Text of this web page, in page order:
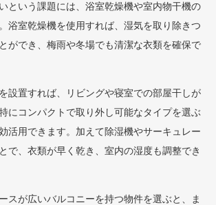
という課題には、浴室乾燥機や室内物干機の
浴室乾燥機を使用すれば、湿気を取り除きつ
ができ、梅雨や冬場でも清潔な衣類を確保で
設置すれば、リビングや寝室での部屋干しが
にコンパクトで取り外し可能なタイプを選ぶ
活用できます。加えて除湿機やサーキュレー
で、衣類が早く乾き、室内の湿度も調整でき
スが広いバルコニーを持つ物件を選ぶと、ま